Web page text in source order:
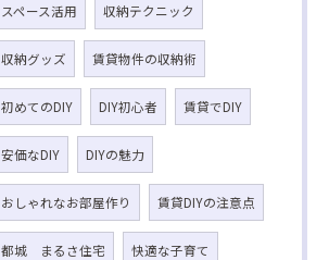
スペース活用 収納テクニック
収納グッズ 賃貸物件の収納術
初めてのDIY DIY初心者 賃貸でDIY
安価なDIY DIYの魅力
おしゃれなお部屋作り 賃貸DIYの注意点
都城 まるさ住宅 快適な子育て